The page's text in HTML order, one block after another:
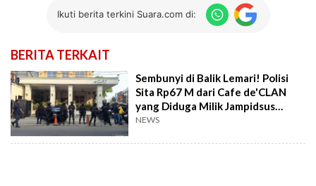
Ikuti berita terkini Suara.com di:
BERITA TERKAIT
Sembunyi di Balik Lemari! Polisi
Sita Rp67 M dari Cafe de'CLAN
yang Diduga Milik Jampidsus
Febrie
NEWS